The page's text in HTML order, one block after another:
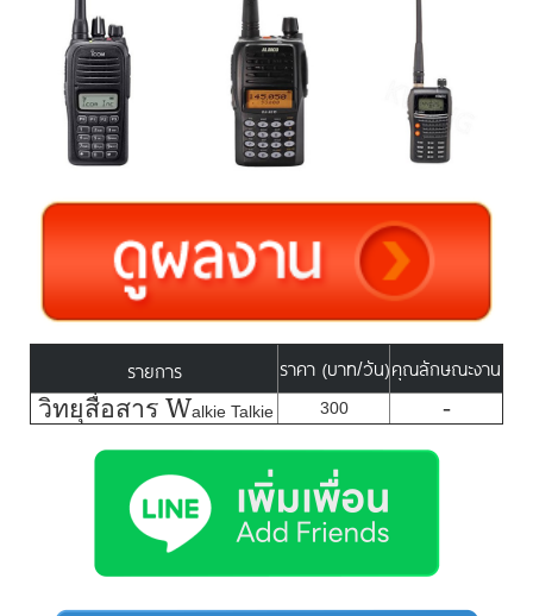
รายการ ราคา (บาท/วัน)คุณลักษณะงาน
วิทยุสื่อสาร Walkie Talkie 300 -